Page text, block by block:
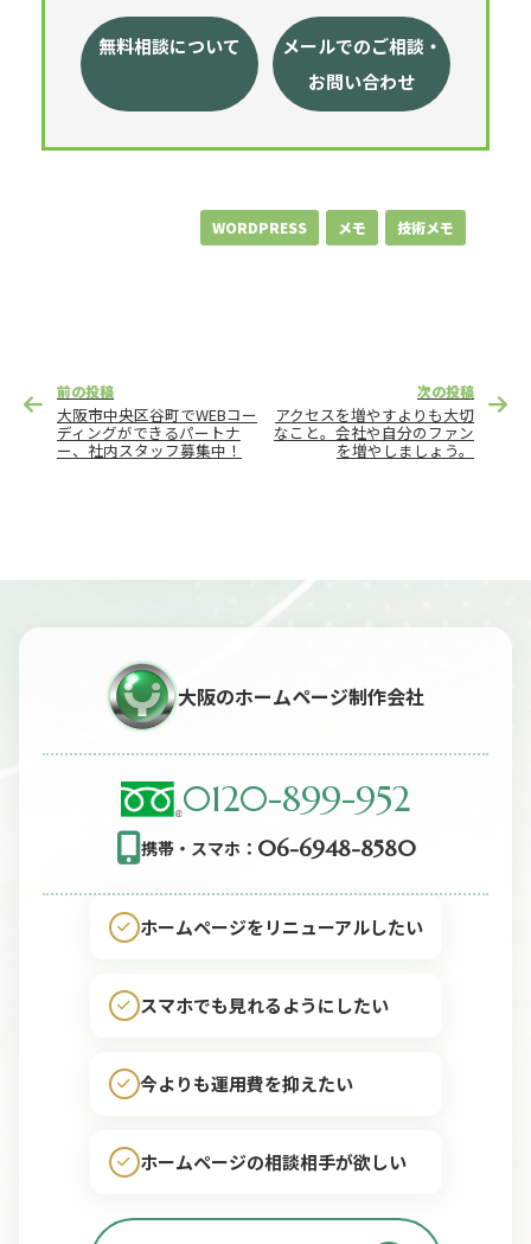
無料相談について
メールでのご相談・
お問い合わせ
WORDPRESS メモ 技術メモ
稿
ン
前の投稿
大阪市中央区谷町でWEBコー
ディングができるパートナ
ー、社内スタッフ募集中！
次の投稿
アクセスを増やすよりも大切
なこと。会社や自分のファン
を増やしましょう。
大阪のホームページ制作会社
0120-899-952
携帯・スマホ： 06-6948-8580
ホームページをリニューアルしたい
スマホでも見れるようにしたい
今よりも運用費を抑えたい
ホームページの相談相手が欲しい